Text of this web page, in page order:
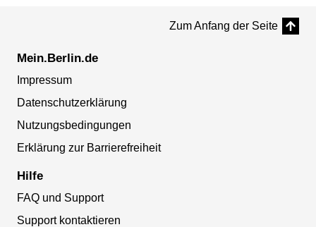
Zum Anfang der Seite
Mein.Berlin.de
Impressum
Datenschutzerklärung
Nutzungsbedingungen
Erklärung zur Barrierefreiheit
Hilfe
FAQ und Support
Support kontaktieren